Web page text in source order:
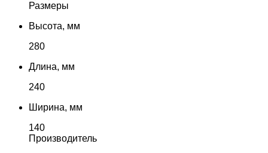
Размеры
Высота, мм
280
Длина, мм
240
Ширина, мм
140
Производитель